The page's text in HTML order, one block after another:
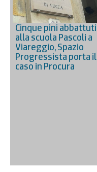
Cinque pini abbattuti
alla scuola Pascoli a
Viareggio, Spazio
Progressista porta il
caso in Procura